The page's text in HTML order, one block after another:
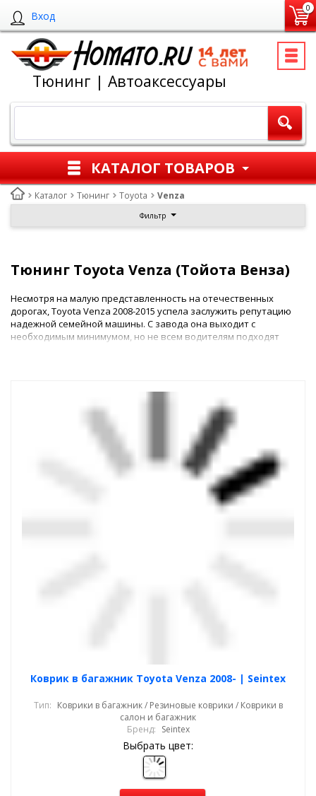
Вход
0
Тюнинг | Автоаксессуары
КАТАЛОГ ТОВАРОВ
Каталог Тюнинг Toyota Venza
Фильтр
Тюнинг Toyota Venza (Тойота Венза)
Несмотря на малую представленность на отечественных
дорогах, Toyota Venza 2008-2015 успела заслужить репутацию
надежной семейной машины. С завода она выходит с
необходимым минимумом, но не всем водителям подходят
Коврик в багажник Toyota Venza 2008- | Seintex
Тип: Коврики в багажник / Резиновые коврики / Коврики в
салон и багажник
Бренд: Seintex
Выбрать цвет: